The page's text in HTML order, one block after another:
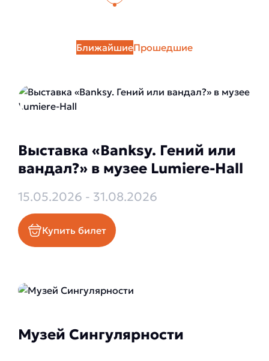
БлижайшиеПрошедшие
Выставка «Banksy. Гений или
вандал?» в музее Lumiere-Hall
15.05.2026 - 31.08.2026
Купить билет
Музей Сингулярности